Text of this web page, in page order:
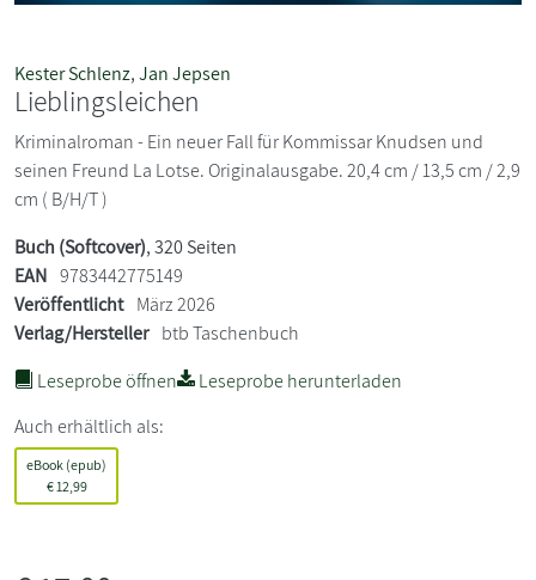
Kester Schlenz,Jan Jepsen
Lieblingsleichen
Kriminalroman - Ein neuer Fall für Kommissar Knudsen und
seinen Freund La Lotse. Originalausgabe. 20,4 cm / 13,5 cm / 2,9
cm ( B/H/T )
Buch (Softcover), 320 Seiten
EAN 9783442775149
Veröffentlicht März 2026
Verlag/Hersteller btb Taschenbuch
Leseprobe öffnen
Leseprobe herunterladen
Auch erhältlich als:
eBook (epub)
€12,99